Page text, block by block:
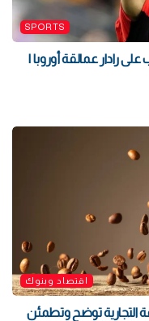
SPORTS
5 لاعبين عرب على رادار عمالقة أوروبا |
اقتصاد وبنوك
التجارية توضح وتطمئن